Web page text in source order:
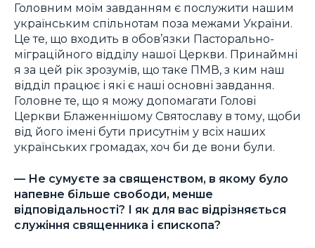
Головним моїм завданням є послужити нашим
українським спільнотам поза межами України.
Це те, що входить в обов’язки Пасторально-
міграційного відділу нашої Церкви. Принаймні
я за цей рік зрозумів, що таке ПМВ, з ким наш
відділ працює і які є наші основні завдання.
Головне те, що я можу допомагати Голові
Церкви Блаженнішому Святославу в тому, щоби
від його імені бути присутнім у всіх наших
українських громадах, хоч би де вони були.
— Не сумуєте за священством, в якому було
напевне більше свободи, менше
відповідальності? І як для вас відрізняється
служіння священника і єпископа?